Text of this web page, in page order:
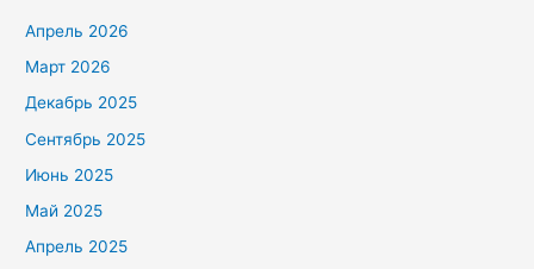
Апрель 2026
Март 2026
Декабрь 2025
Сентябрь 2025
Июнь 2025
Май 2025
Апрель 2025